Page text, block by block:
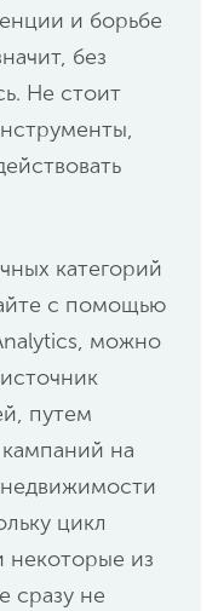
и борьбе
без
Не стоит
категорий
с помощью
можно
путем
на
цикл
некоторые из
сразу не